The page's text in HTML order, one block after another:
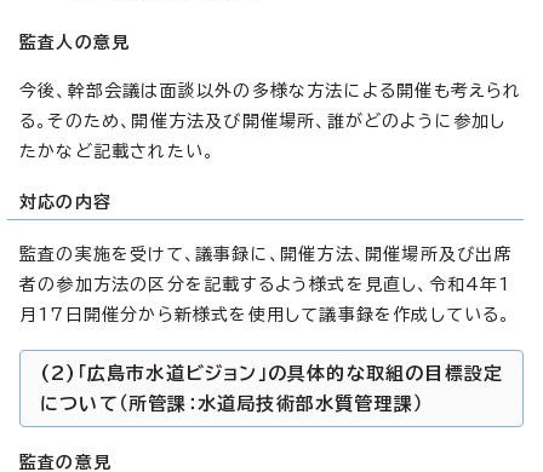
監査人の意見
今後、幹部会議は面談以外の多様な方法による開催も考えられ
る。そのため、開催方法及び開催場所、誰がどのように参加し
たかなど記載されたい。
対応の内容
監査の実施を受けて、議事録に、開催方法、開催場所及び出席
者の参加方法の区分を記載するよう様式を見直し、令和4年1
月17日開催分から新様式を使用して議事録を作成している。
(2)「広島市水道ビジョン」の具体的な取組の目標設定
について（所管課：水道局技術部水質管理課）
監査の意見